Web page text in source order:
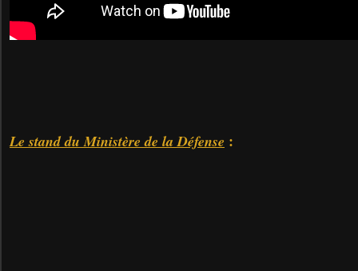
Le stand du Ministère de la Défense :